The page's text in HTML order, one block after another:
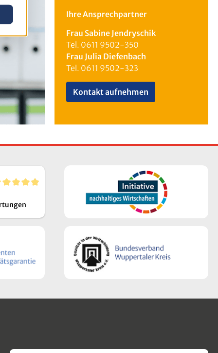
Ihre Ansprechpartner
Frau Sabine Jendryschik
Tel. 0611 9502-350
Frau Julia Diefenbach
Tel. 0611 9502-323
Kontakt aufnehmen